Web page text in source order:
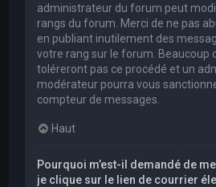
administrateur du forum peut
rangs du forum. Merci de ne pas
en publiant inutilement des
votre rang sur le forum. Beaucoup
toléreront pas ce procédé et un
modérateur pourra vous
compteur de messages.
Haut
Pourquoi m’est-il demandé de
je clique sur le lien de courrier